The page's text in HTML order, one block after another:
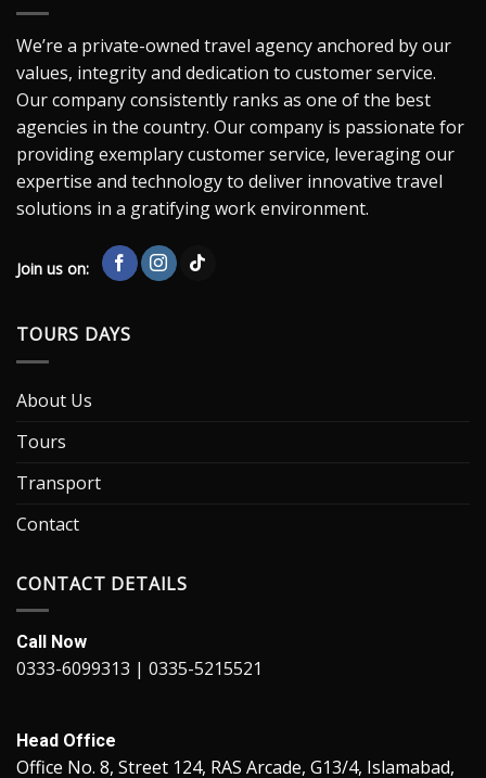
We’re a private-owned travel agency anchored by our
values, integrity and dedication to customer service.
Our company consistently ranks as one of the best
agencies in the country. Our company is passionate for
providing exemplary customer service, leveraging our
expertise and technology to deliver innovative travel
solutions in a gratifying work environment.
Join us on:
TOURS DAYS
About Us
Tours
Transport
Contact
CONTACT DETAILS
Call Now
0333-6099313 | 0335-5215521
Head Office
Office No. 8, Street 124, RAS Arcade, G13/4, Islamabad,